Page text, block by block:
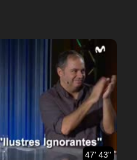
47' 43''